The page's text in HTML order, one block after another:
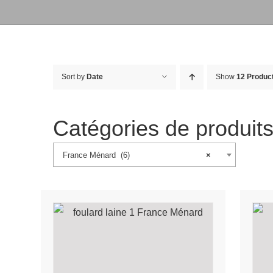
Sort by Date Show 12
Catégories de produits
×
France Ménard (6)